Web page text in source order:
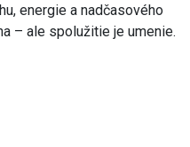
energie a nadčasového
– ale spolužitie je umenie.